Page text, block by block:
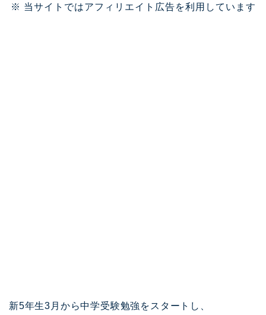
※ 当サイトではアフィリエイト広告を利用しています
新5年生3月から中学受験勉強をスタートし、